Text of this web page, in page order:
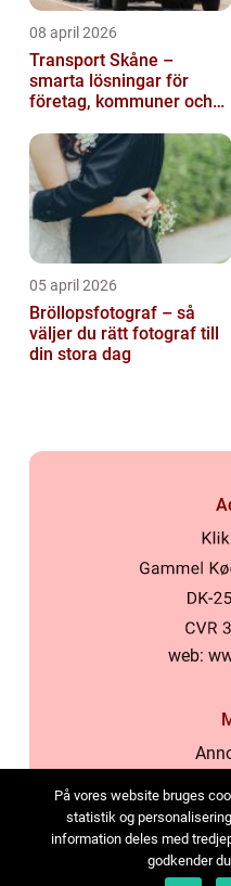
08 april 2026
Transport Skåne –
smarta lösningar för
företag, kommuner och
05 april 2026
Bröllopsfotograf – så
väljer du rätt fotograf till
din stora dag
web:
På vores website bruges
statistik og
information deles med
godkender